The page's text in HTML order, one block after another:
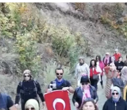
Çorum
Denizli
Edirne
Elazığ
Erzincan